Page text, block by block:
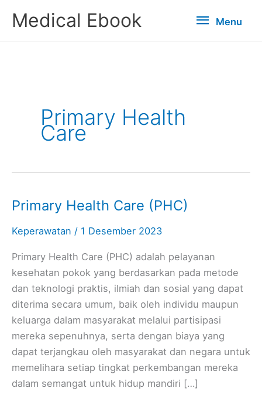
konten
Medical Ebook MenuMenu
Primary Health
Care
Primary Health Care (PHC)
Keperawatan / 1 Desember 2023
Primary Health Care (PHC) adalah pelayanan
kesehatan pokok yang berdasarkan pada metode
dan teknologi praktis, ilmiah dan sosial yang dapat
diterima secara umum, baik oleh individu maupun
keluarga dalam masyarakat melalui partisipasi
mereka sepenuhnya, serta dengan biaya yang
dapat terjangkau oleh masyarakat dan negara untuk
memelihara setiap tingkat perkembangan mereka
dalam semangat untuk hidup mandiri […]
Primary
Care
(PHC)